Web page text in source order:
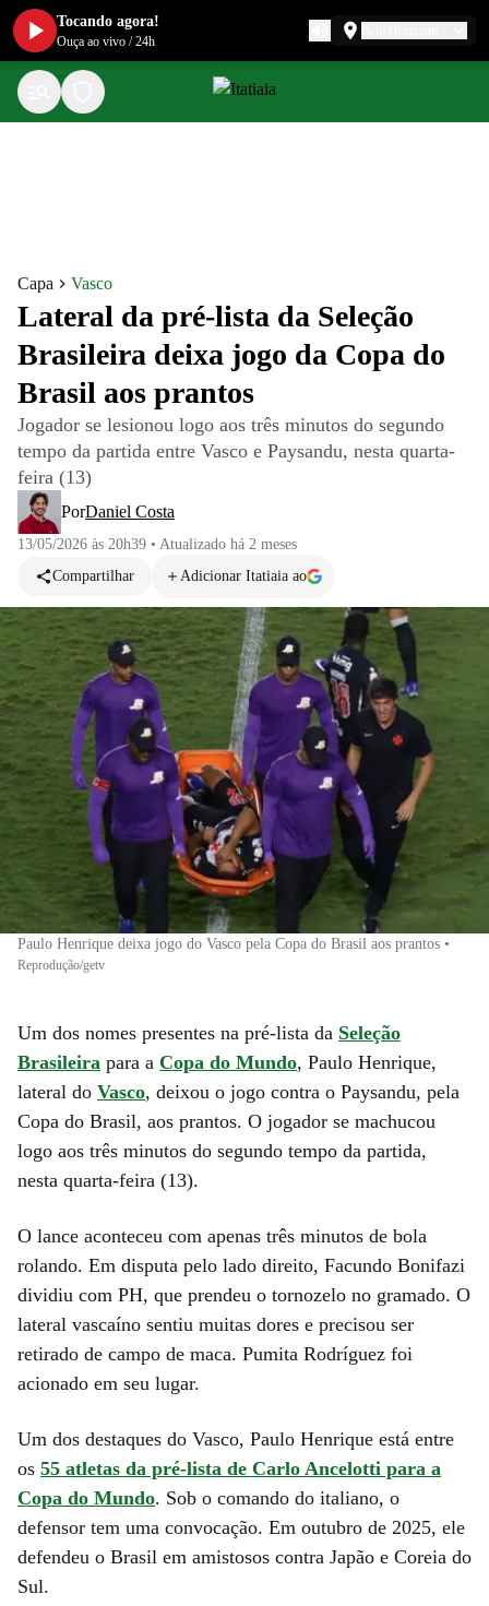
Capa Vasco
Lateral da pré-lista da Seleção
Brasileira deixa jogo da Copa do
Brasil aos prantos
Jogador se lesionou logo aos três minutos do segundo
tempo da partida entre Vasco e Paysandu, nesta quarta-
feira (13)
PorDaniel Costa
13/05/2026 às 20h39 • Atualizado há 2 meses
Compartilhar
Adicionar Itatiaia ao
Paulo Henrique deixa jogo do Vasco pela Copa do Brasil aos prantos •
Reprodução/getv
Um dos nomes presentes na pré-lista da Seleção
Brasileira para a Copa do Mundo, Paulo Henrique,
lateral do Vasco, deixou o jogo contra o Paysandu, pela
Copa do Brasil, aos prantos. O jogador se machucou
logo aos três minutos do segundo tempo da partida,
nesta quarta-feira (13).
O lance aconteceu com apenas três minutos de bola
rolando. Em disputa pelo lado direito, Facundo Bonifazi
dividiu com PH, que prendeu o tornozelo no gramado. O
lateral vascaíno sentiu muitas dores e precisou ser
retirado de campo de maca. Pumita Rodríguez foi
acionado em seu lugar.
Um dos destaques do Vasco, Paulo Henrique está entre
os 55 atletas da pré-lista de Carlo Ancelotti para a
Copa do Mundo. Sob o comando do italiano, o
defensor tem uma convocação. Em outubro de 2025, ele
defendeu o Brasil em amistosos contra Japão e Coreia do
Sul.
Tocando agora!
Ouça ao vivo /24h